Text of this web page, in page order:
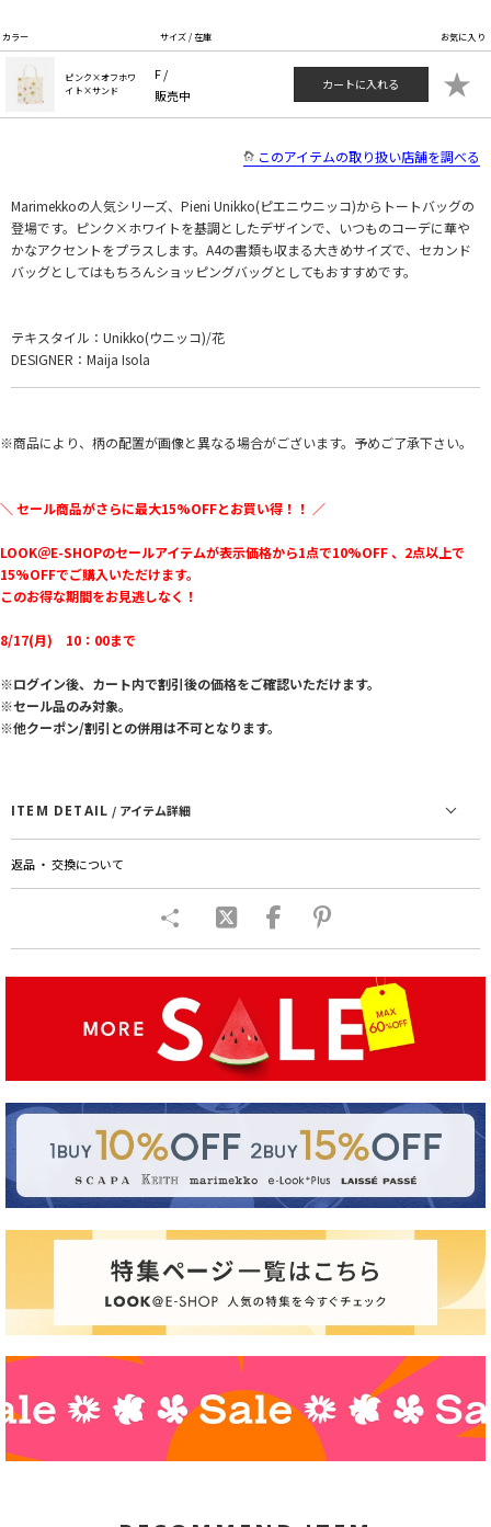
カラー サイズ / 在庫 お気に入り
ピンク×オフホワ
イト×サンド
F /
販売中
カートに入れる ★
このアイテムの取り扱い店舗を調べる
Marimekkoの人気シリーズ、Pieni Unikko(ピエニウニッコ)からトートバッグの
登場です。ピンク×ホワイトを基調としたデザインで、いつものコーデに華や
かなアクセントをプラスします。A4の書類も収まる大きめサイズで、セカンド
バッグとしてはもちろんショッピングバッグとしてもおすすめです。
テキスタイル：Unikko(ウニッコ)/花
DESIGNER：Maija Isola
※商品により、柄の配置が画像と異なる場合がございます。予めご了承下さい。
＼ セール商品がさらに最大15%OFFとお買い得！！ ／
LOOK＠E-SHOPのセールアイテムが表示価格から1点で10%OFF 、2点以上で
15%OFFでご購入いただけます。
このお得な期間をお見逃しなく！
8/17(月) 10：00まで
※ログイン後、カート内で割引後の価格をご確認いただけます。
※セール品のみ対象。
※他クーポン/割引との併用は不可となります。
ITEM DETAIL / アイテム詳細
返品 ・ 交換について